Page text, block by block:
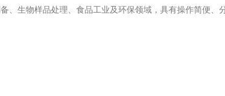
、生物样品处理、食品工业及环保领域，具有操作简便、